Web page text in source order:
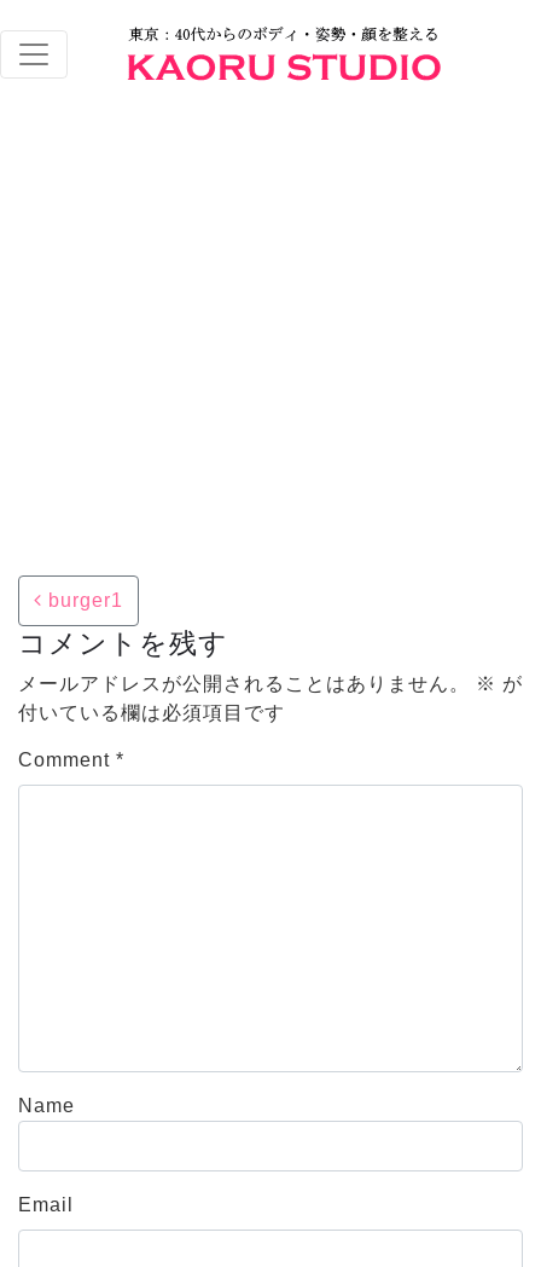
Post navigation
burger1
コメントを残す
メールアドレスが公開されることはありません。 ※ が
付いている欄は必須項目です
Comment *
Name
Email